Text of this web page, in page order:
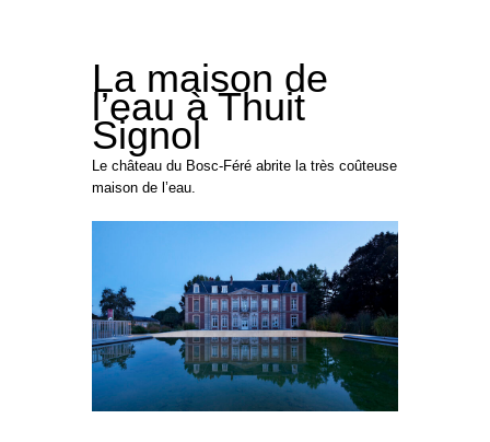
La maison de
l’eau à Thuit
Signol
Le château du Bosc-Féré abrite la très coûteuse
maison de l’eau.